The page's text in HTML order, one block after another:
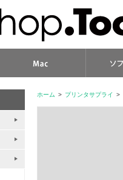
ホーム > プリンタサプライ >